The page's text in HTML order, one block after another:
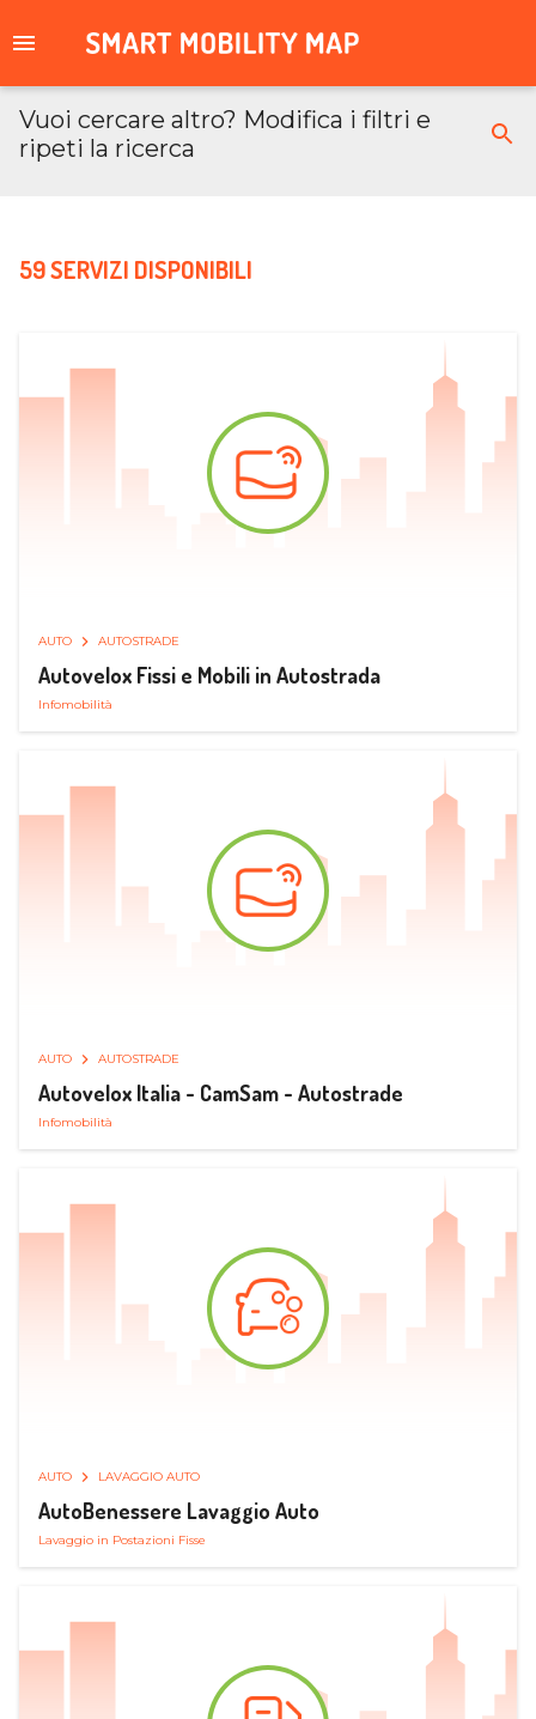
Vuoi cercare altro? Modifica i filtri e
ripeti la ricerca
59 SERVIZI DISPONIBILI
AUTO AUTOSTRADE
Autovelox Fissi e Mobili in Autostrada
Infomobilità
AUTO AUTOSTRADE
Autovelox Italia - CamSam - Autostrade
Infomobilità
AUTO LAVAGGIO AUTO
AutoBenessere Lavaggio Auto
Lavaggio in Postazioni Fisse